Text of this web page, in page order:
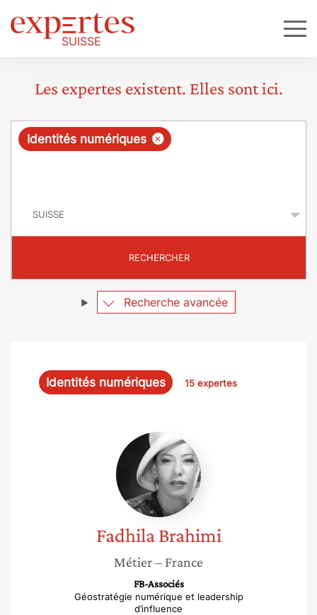
Les expertes existent. Elles sont ici.
R
ê
e
×
Identités numériques
RECHERCHER
Recherche avancée
Identités numériques 15 expertes
Fadhila
Brahimi
Fadhila Brahimi
Métier– France
FB-Associés
Géostratégie numérique et leadership
d’influence